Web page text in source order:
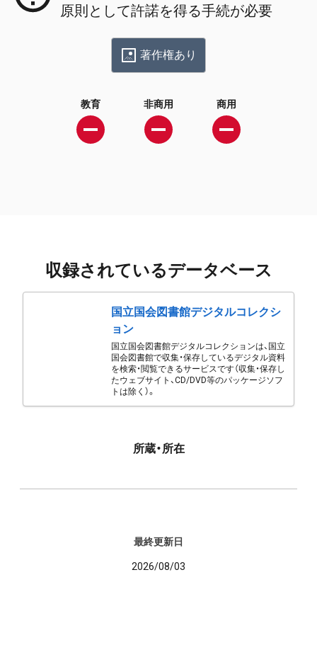
原則として許諾を得る手続が必要
著作権あり
教育 非商用 商用
収録されているデータベース
国立国会図書館デジタルコレクシ
ョン
国立国会図書館デジタルコレクションは、国立
国会図書館で収集・保存しているデジタル資料
を検索・閲覧できるサービスです（収集・保存し
たウェブサイト、CD/DVD等のパッケージソフ
トは除く）。
所蔵・所在
最終更新日
2026/08/03